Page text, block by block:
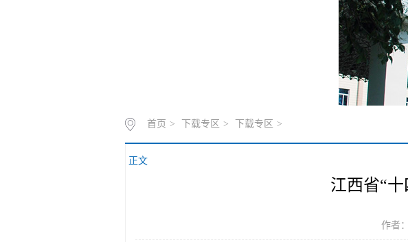
首页 > 下载专区 > 下载专区 >
正文
江西省“
作者